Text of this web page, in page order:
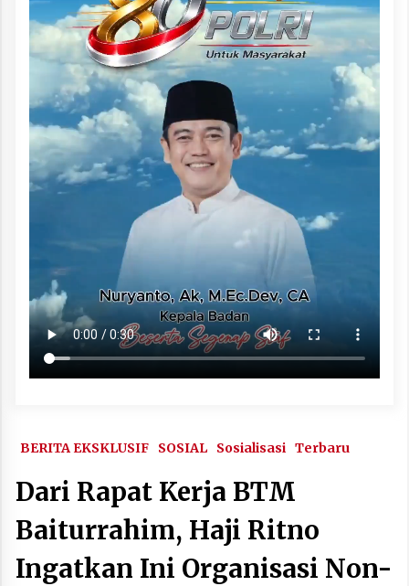
BERITA EKSKLUSIF SOSIAL Sosialisasi Terbaru
Dari Rapat Kerja BTM
Baiturrahim, Haji Ritno
Ingatkan Ini Organisasi Non-